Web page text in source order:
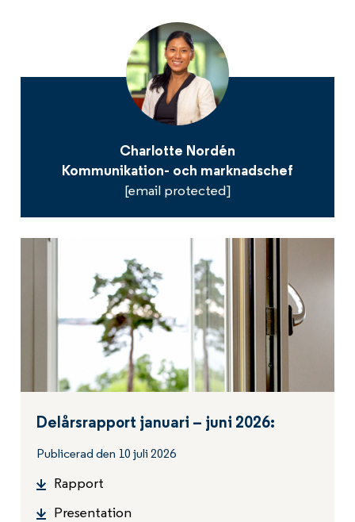
Charlotte Nordén
Kommunikation- och marknadschef
[email protected]
Delårsrapport januari – juni 2026:
Publicerad den 10 juli 2026
Rapport
Presentation